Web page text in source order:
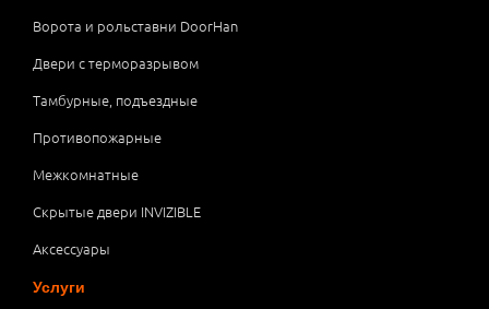
Ворота и рольставни DoorHan
Двери с терморазрывом
Тамбурные, подъездные
Противопожарные
Межкомнатные
Скрытые двери INVIZIBLE
Аксессуары
Услуги